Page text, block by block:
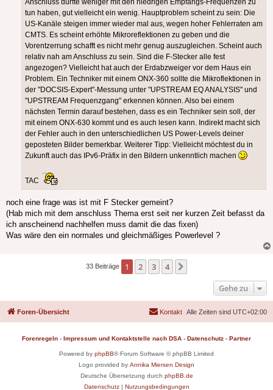
Anschluss dürfte weniger mit den niedrigen Empfangs-Frequenzen zu
tun haben, gut vielleicht ein wenig. Hauptproblem scheint zu sein: Die
US-Kanäle steigen immer wieder mal aus, wegen hoher Fehlerraten am
CMTS. Es scheint erhöhte Mikroreflektionen zu geben und die
Vorentzerrung schafft es nicht mehr genug auszugleichen. Scheint auch
relativ nah am Anschluss zu sein. Sind die F-Stecker alle fest
angezogen? Vielleicht hat auch der Erdabzweiger vor dem Haus ein
Problem. Ein Techniker mit einem ONX-360 sollte die Mikroflektionen in
der "DOCSIS-Expert"-Messung unter "UPSTREAM EQ ANALYSIS" und
"UPSTREAM Frequenzgang" erkennen können. Also bei einem
nächsten Termin darauf bestehen, dass es ein Techniker sein soll, der
mit einem ONX-630 kommt und es auch lesen kann. Indirekt macht sich
der Fehler auch in den unterschiedlichen US Power-Levels deiner
geposteten Bilder bemerkbar. Weiterer Tipp: Vielleicht möchtest du in
Zukunft auch das IPv6-Präfix in den Bildern unkenntlich machen
TAC
noch eine frage was ist mit F Stecker gemeint?
(Hab mich mit dem anschluss Thema erst seit ner kurzen Zeit befasst da
ich anscheinend nachhelfen muss damit die das fixen)
Was wäre den ein normales und gleichmäßiges Powerlevel ?
33 Beiträge 1 2 3 4
Gehe zu
Foren-Übersicht Alle Zeiten sind UTC+02:00
Kontakt
Forenregeln - Impressum und Kontaktstelle nach DSA - Datenschutz - Partner
Powered by phpBB® Forum Software © phpBB Limited
Logo provided by Annika Miersen Design
Deutsche Übersetzung durch phpBB.de
Datenschutz| Nutzungsbedingungen